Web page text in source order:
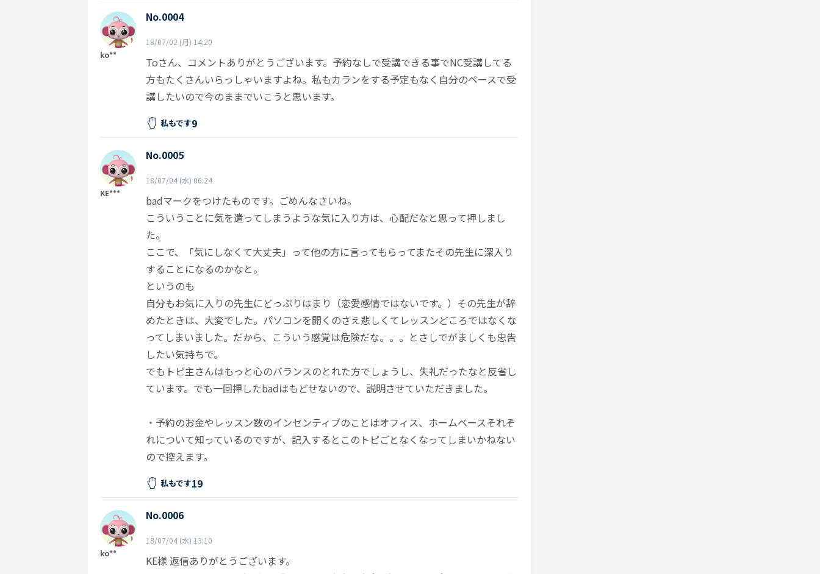
ko**
No.0004
18/07/02 (月) 14:20
Toさん、コメントありがとうございます。予約なしで受講できる事でNC受講してる
方もたくさんいらっしゃいますよね。私もカランをする予定もなく自分のペースで受
講したいので今のままでいこうと思います。
私もです9
KE***
No.0005
18/07/04 (水) 06:24
badマークをつけたものです。ごめんなさいね。
こういうことに気を遣ってしまうような気に入り方は、心配だなと思って押しまし
た。
ここで、「気にしなくて大丈夫」って他の方に言ってもらってまたその先生に深入り
することになるのかなと。
というのも
自分もお気に入りの先生にどっぷりはまり（恋愛感情ではないです。）その先生が辞
めたときは、大変でした。パソコンを開くのさえ悲しくてレッスンどころではなくな
ってしまいました。だから、こういう感覚は危険だな。。。とさしでがましくも忠告
したい気持ちで。
でもトピ主さんはもっと心のバランスのとれた方でしょうし、失礼だったなと反省し
ています。でも一回押したbadはもどせないので、説明させていただきました。
・予約のお金やレッスン数のインセンティブのことはオフィス、ホームベースそれぞ
れについて知っているのですが、記入するとこのトピごとなくなってしまいかねない
ので控えます。
私もです19
ko**
No.0006
18/07/04 (水) 13:10
KE様 返信ありがとうございます。